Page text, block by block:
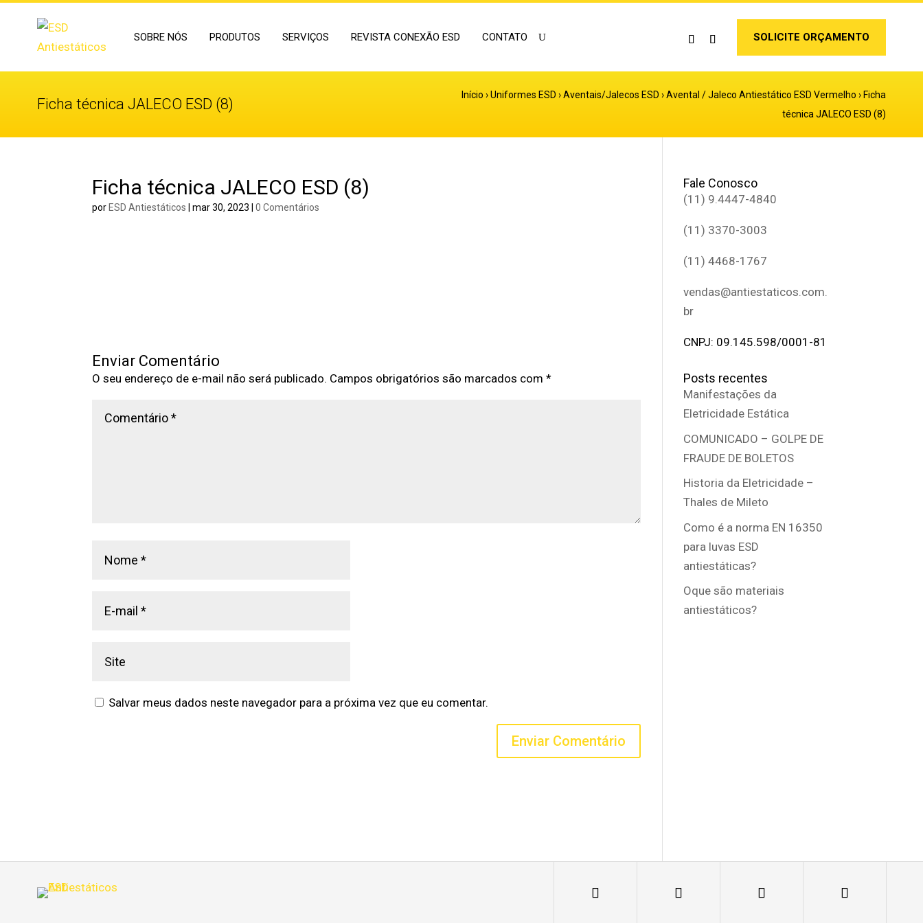
SOBRE NÓS PRODUTOS SERVIÇOS REVISTA CONEXÃO ESD CONTATO SOLICITE ORÇAMENTO
Ficha técnica JALECO ESD (8)
Início ›Uniformes ESD ›Aventais/Jalecos ESD ›Avental / Jaleco Antiestático ESD Vermelho › Ficha
técnica JALECO ESD (8)
Ficha técnica JALECO ESD (8)
por ESD Antiestáticos |mar 30, 2023 |0 Comentários
Enviar Comentário
O seu endereço de e-mail não será publicado. Campos obrigatórios são marcados com*
Salvar meus dados neste navegador para a próxima vez que eu comentar.
Fale Conosco
(11) 9.4447-4840
(11) 3370-3003
(11) 4468-1767
vendas@antiestaticos.com.
br
CNPJ: 09.145.598/0001-81
Posts recentes
Manifestações da
Eletricidade Estática
COMUNICADO – GOLPE DE
FRAUDE DE BOLETOS
Historia da Eletricidade –
Thales de Mileto
Como é a norma EN 16350
para luvas ESD
antiestáticas?
Oque são materiais
antiestáticos?